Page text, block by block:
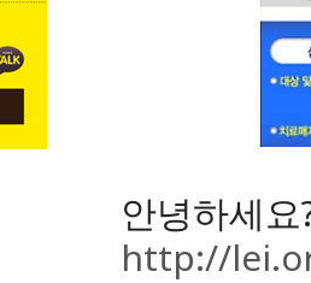
안녕하세
http://